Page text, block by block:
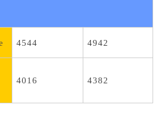
4544 4942
4016 4382